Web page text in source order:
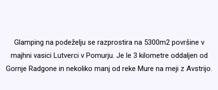
Glamping na podeželju se razprostira na 5300m2 površine v
majhni vasici Lutverci v Pomurju. Je le 3 kilometre oddaljen od
Gornje Radgone in nekoliko manj od reke Mure na meji z Avstrijo.